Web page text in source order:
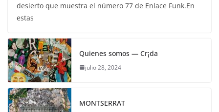
desierto que muestra el número 77 de Enlace Funk.En
estas
Quienes somos — Cr¡da
julio 28, 2024
MONTSERRAT